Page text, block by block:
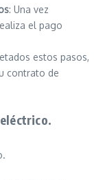
: Una vez
el pago
estos pasos,
contrato de